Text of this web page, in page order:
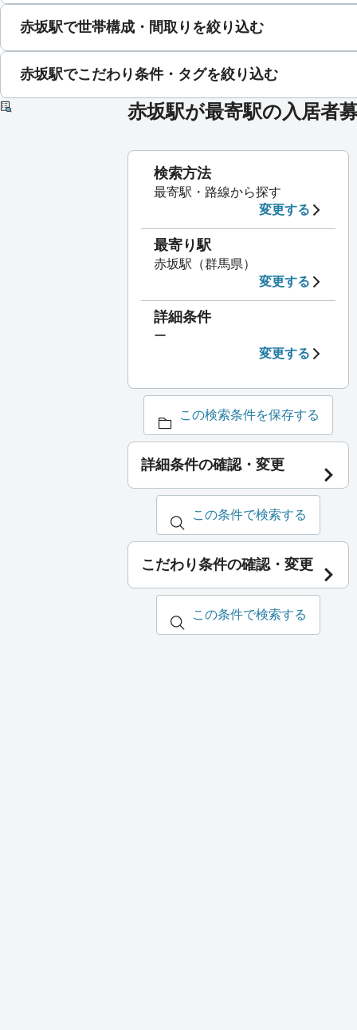
赤坂駅で世帯構成・間取りを絞り込む
赤坂駅でこだわり条件・タグを絞り込む
赤坂駅が最寄駅の入居者
検索方法
最寄駅・路線から探す
変更する
最寄り駅
赤坂駅（群馬県）
変更する
詳細条件
ー
変更する
この検索条件を保存する
詳細条件の確認・変更
この条件で検索する
こだわり条件の確認・変更
この条件で検索する